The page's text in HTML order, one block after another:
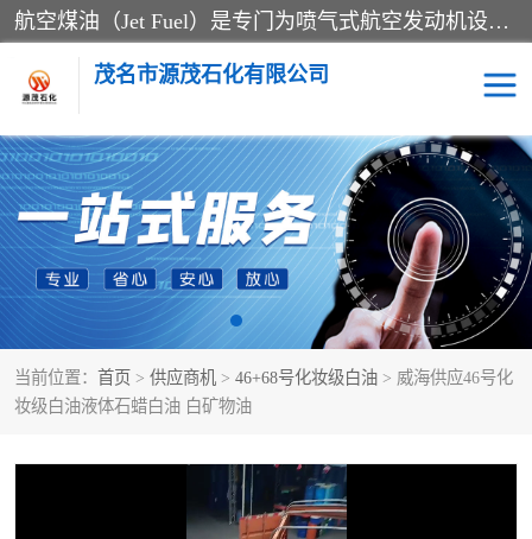
航空煤油（Jet Fuel）是专门为喷气式航空发动机设计的高纯度燃料，主要分为Jet A、Jet A-1和Jet B等类型。其特点是闪点高、低温流动性好，并添加了抗静电剂和抗氧化剂以确保飞行安全。航空煤油需
茂名市源茂石化有限公司
当前位置： 首页 > 供应商机 > 46+68号化妆级白油 > 威海供应46号化
妆级白油液体石蜡白油 白矿物油
RP3航空煤油 D20+D30溶剂油
D40+D60溶剂油 D80+D100溶剂油
6号+120号溶剂油 260号溶剂油
异构烷烃 天然乳胶
46+68号化妆级白油